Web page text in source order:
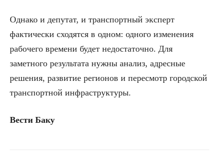
Однако и депутат, и транспортный эксперт
фактически сходятся в одном: одного изменения
рабочего времени будет недостаточно. Для
заметного результата нужны анализ, адресные
решения, развитие регионов и пересмотр городской
транспортной инфраструктуры.
Вести Баку